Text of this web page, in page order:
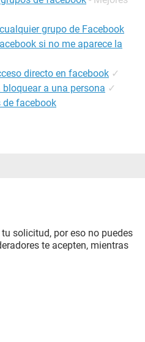
grupo de Facebook
si no me aparece la
directo en facebook ✓
a una persona ✓
facebook
solicitud, por eso no puedes
te acepten, mientras